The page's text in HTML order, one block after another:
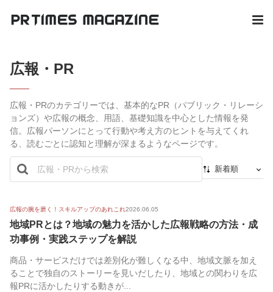
広報・PR
広報・PRのカテゴリーでは、基本的なPR（パブリック・リレーシ
ョンズ）や広報の概念、用語、基礎知識を中心とした情報を発
信。広報パーソンにとって行動や考え方のヒントを与えてくれ
る、読むごとに認知と理解が深まるようなページです。
新着順
人気順
広報の腕を磨く！スキルアップのあれこれ2026.06.05
地域PRとは？地域の魅力を活かした広報戦略の方法・成
功事例・実践ステップを解説
商品・サービスだけでは差別化が難しくなる中、地域文脈を加え
ることで独自のストーリーを見いだしたり、地域との関わりを広
報PRに活かしたりする動きが...